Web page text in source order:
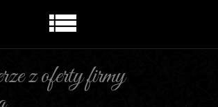
z oferty firmy